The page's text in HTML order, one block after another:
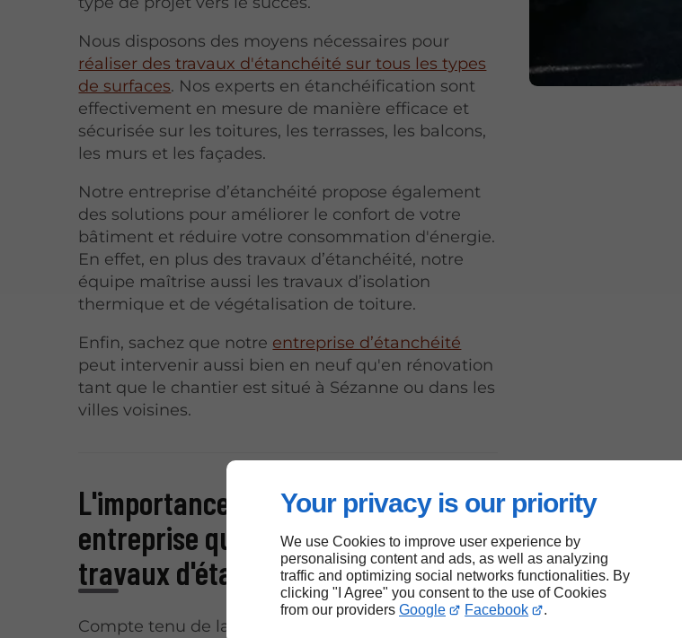
Your privacy is our priority
We use Cookies to improve user experience by
personalising content and ads, as well as analyzing
traffic and optimizing social networks functionalities. By
clicking "I Agree" you consent to the use of Cookies
from our providers Google Facebook .
Nous disposons des moyens nécessaires pour
réaliser des travaux d'étanchéité sur tous les types
de surfaces. Nos experts en étanchéification sont
effectivement en mesure de manière efficace et
sécurisée sur les toitures, les terrasses, les balcons,
les murs et les façades.
Notre entreprise d’étanchéité propose également
des solutions pour améliorer le confort de votre
bâtiment et réduire votre consommation d'énergie.
En effet, en plus des travaux d’étanchéité, notre
équipe maîtrise aussi les travaux d’isolation
thermique et de végétalisation de toiture.
Enfin, sachez que notre entreprise d’étanchéité
peut intervenir aussi bien en neuf qu'en rénovation
tant que le chantier est situé à Sézanne ou dans les
villes voisines.
L'importance d'engager une
entreprise qualifiée pour les
travaux d'étanchéité à Sézanne
Compte tenu de la complexité des travaux